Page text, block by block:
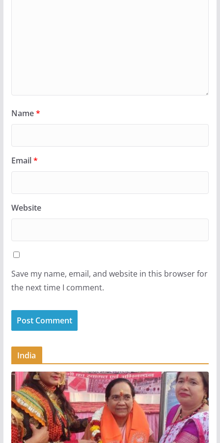
Name*
Email*
Website
Save my name, email, and website in this browser for
the next time I comment.
India